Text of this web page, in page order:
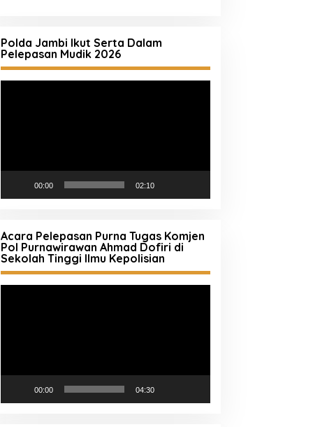
Polda Jambi Ikut Serta Dalam
Pelepasan Mudik 2026
00:00 02:10
Acara Pelepasan Purna Tugas Komjen
Pol Purnawirawan Ahmad Dofiri di
Sekolah Tinggi Ilmu Kepolisian
00:00 04:30